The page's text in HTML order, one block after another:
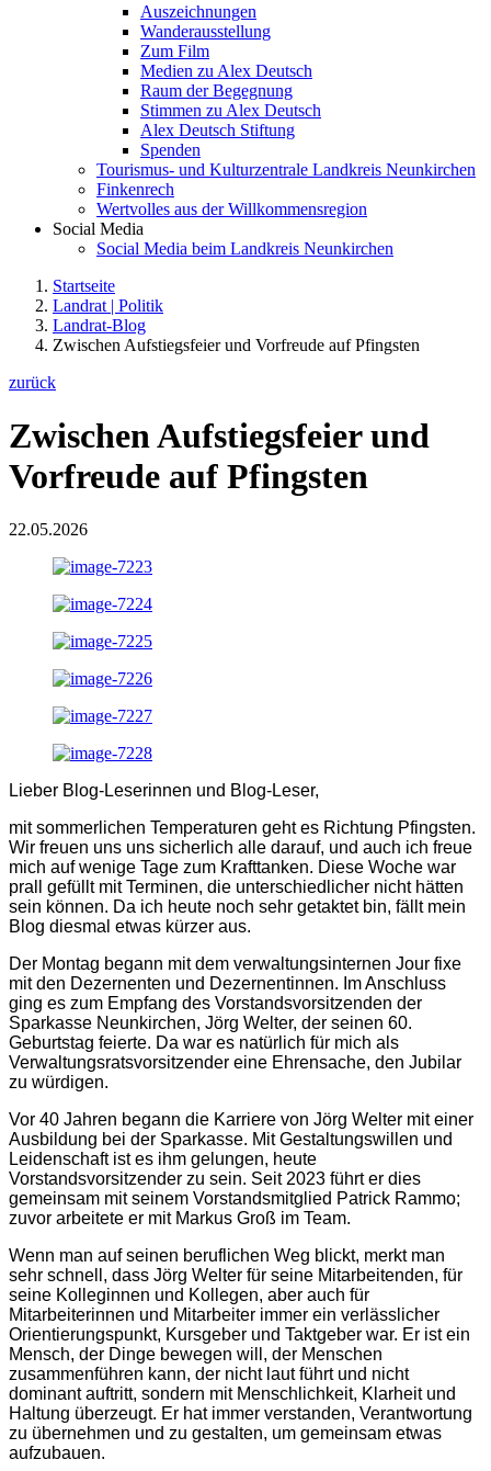
Auszeichnungen
Wanderausstellung
Zum Film
Medien zu Alex Deutsch
Raum der Begegnung
Stimmen zu Alex Deutsch
Alex Deutsch Stiftung
Spenden
Tourismus- und Kulturzentrale Landkreis Neunkirchen
Finkenrech
Wertvolles aus der Willkommensregion
Social Media
Social Media beim Landkreis Neunkirchen
Startseite
Landrat | Politik
Landrat-Blog
Zwischen Aufstiegsfeier und Vorfreude auf Pfingsten
zurück
Zwischen Aufstiegsfeier und
Vorfreude auf Pfingsten
22.05.2026
Lieber Blog-Leserinnen und Blog-Leser,
mit sommerlichen Temperaturen geht es Richtung Pfingsten.
Wir freuen uns uns sicherlich alle darauf, und auch ich freue
mich auf wenige Tage zum Krafttanken. Diese Woche war
prall gefüllt mit Terminen, die unterschiedlicher nicht hätten
sein können. Da ich heute noch sehr getaktet bin, fällt mein
Blog diesmal etwas kürzer aus.
Der Montag begann mit dem verwaltungsinternen Jour fixe
mit den Dezernenten und Dezernentinnen. Im Anschluss
ging es zum Empfang des Vorstandsvorsitzenden der
Sparkasse Neunkirchen, Jörg Welter, der seinen 60.
Geburtstag feierte. Da war es natürlich für mich als
Verwaltungsratsvorsitzender eine Ehrensache, den Jubilar
zu würdigen.
Vor 40 Jahren begann die Karriere von Jörg Welter mit einer
Ausbildung bei der Sparkasse. Mit Gestaltungswillen und
Leidenschaft ist es ihm gelungen, heute
Vorstandsvorsitzender zu sein. Seit 2023 führt er dies
gemeinsam mit seinem Vorstandsmitglied Patrick Rammo;
zuvor arbeitete er mit Markus Groß im Team.
Wenn man auf seinen beruflichen Weg blickt, merkt man
sehr schnell, dass Jörg Welter für seine Mitarbeitenden, für
seine Kolleginnen und Kollegen, aber auch für
Mitarbeiterinnen und Mitarbeiter immer ein verlässlicher
Orientierungspunkt, Kursgeber und Taktgeber war. Er ist ein
Mensch, der Dinge bewegen will, der Menschen
zusammenführen kann, der nicht laut führt und nicht
dominant auftritt, sondern mit Menschlichkeit, Klarheit und
Haltung überzeugt. Er hat immer verstanden, Verantwortung
zu übernehmen und zu gestalten, um gemeinsam etwas
aufzubauen.